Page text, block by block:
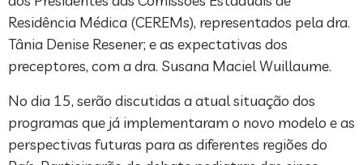
Residência Médica (CEREMs), representados pela dra.
Tânia Denise Resener; e as expectativas dos
preceptores, com a dra. Susana Maciel Wuillaume.
No dia 15, serão discutidas a atual situação dos
programas que já implementaram o novo modelo e as
perspectivas futuras para as diferentes regiões do